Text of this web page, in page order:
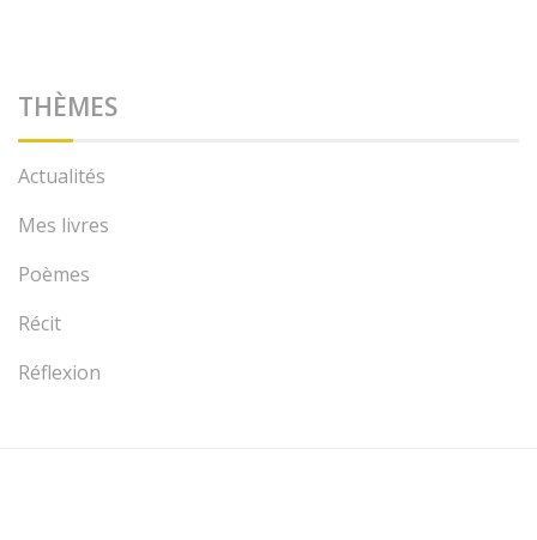
THÈMES
Actualités
Mes livres
Poèmes
Récit
Réflexion